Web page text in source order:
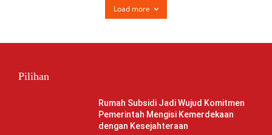
Load more
Pilihan
Rumah Subsidi Jadi Wujud Komitmen
Pemerintah Mengisi Kemerdekaan
dengan Kesejahteraan